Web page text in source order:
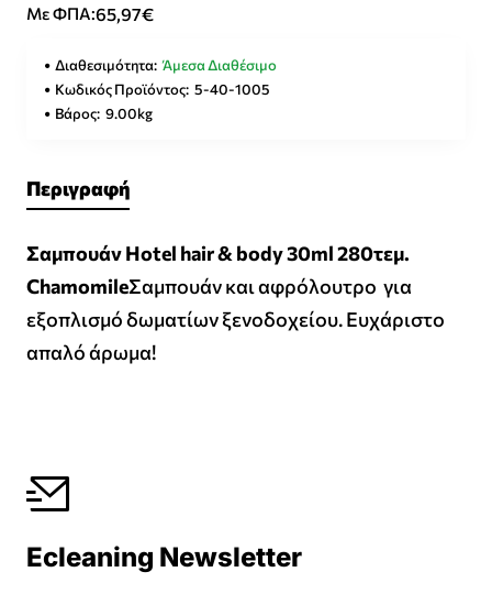
Με ΦΠΑ:65,97€
Διαθεσιμότητα: Άμεσα Διαθέσιμο
Κωδικός Προϊόντος: 5-40-1005
Βάρος: 9.00kg
Περιγραφή
Σαμπουάν Ηotel hair & body 30ml 280τεμ.
ChamomileΣαμπουάν και αφρόλουτρο για
εξοπλισμό δωματίων ξενοδοχείου. Ευχάριστο
απαλό άρωμα!
Ecleaning Newsletter